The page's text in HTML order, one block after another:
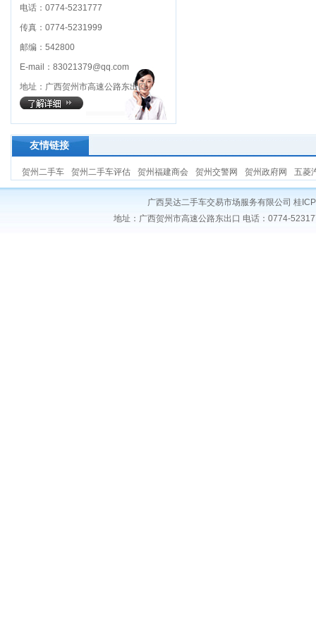
电话：0774-5231777
传真：0774-5231999
邮编：542800
E-mail：83021379@qq.com
地址：广西贺州市高速公路东出口
友情链接
贺州二手车 贺州二手车评估 贺州福建商会 贺州交警网 贺州政府网 五菱
广西昊达二手车交易市场服务有限公司 桂
地址：广西贺州市高速公路东出口 电话：0774-